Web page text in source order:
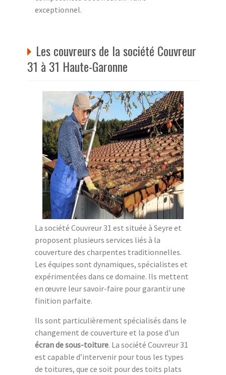
exceptionnel.
Les couvreurs de la société Couvreur
31 à 31 Haute-Garonne
La société Couvreur 31 est située à Seyre et
proposent plusieurs services liés à la
couverture des charpentes traditionnelles.
Les équipes sont dynamiques, spécialistes et
expérimentées dans ce domaine. Ils mettent
en œuvre leur savoir-faire pour garantir une
finition parfaite.
Ils sont particulièrement spécialisés dans le
changement de couverture et la pose d'un
écran de sous-toiture. La société Couvreur 31
est capable d’intervenir pour tous les types
de toitures, que ce soit pour des toits plats